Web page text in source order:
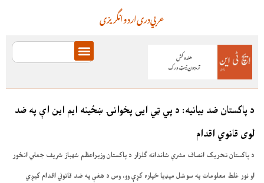
انگریزیاردودریعربي
د پاکستان ضد بیانیه: د پي ټي ایی پخوانۍ ښځینه ایم این اې په ضد
لوی قانوي اقدام
د پاکستان تحریک انصاف مشرې شاندانه ګلزار د پاکستان وزیراعظم شهباز شریف جعلي انځور
او نور غلط معلومات په سوشل میډیا خپاره کړې وو، وس د هغې په ضد قانوني اقدام کیږي